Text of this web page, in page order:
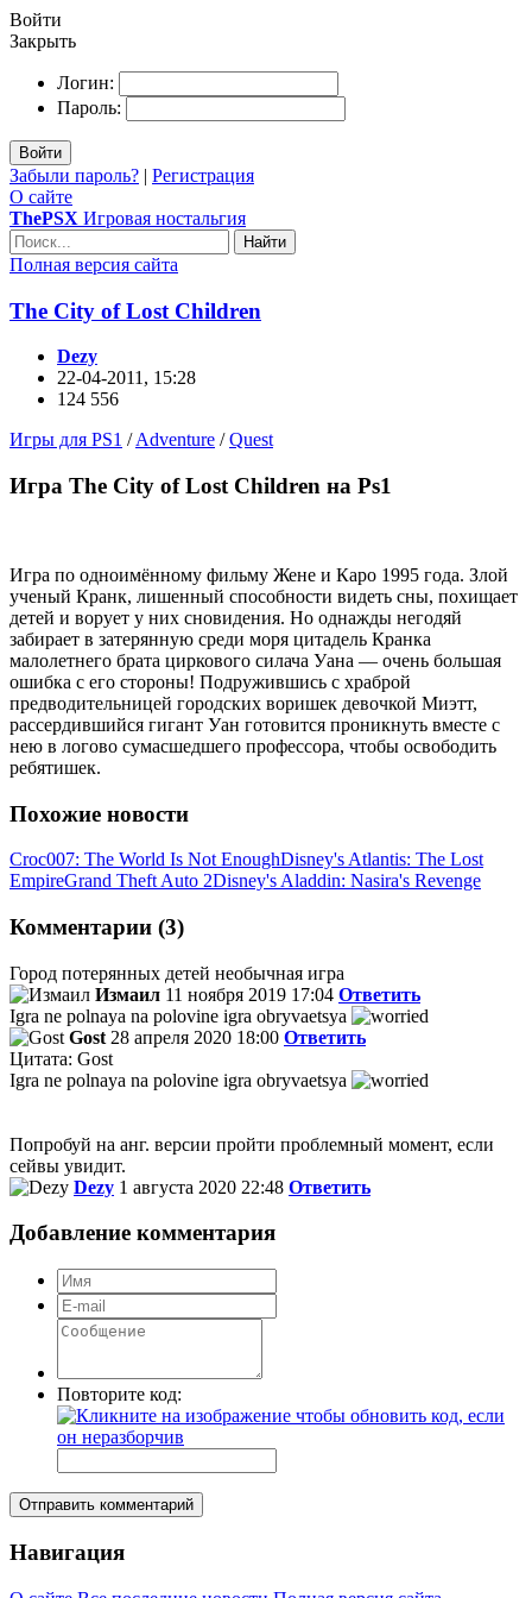
Войти
Закрыть
Логин:
Пароль:
Войти
Забыли пароль? | Регистрация
О сайте
ThePSX Игровая ностальгия
Найти
Полная версия сайта
The City of Lost Children
Dezy
22-04-2011, 15:28
124 556
Игры для PS1 /Adventure /Quest
Игра The City of Lost Children на Ps1
Игра по одноимённому фильму Жене и Каро 1995 года. Злой
ученый Кранк, лишенный способности видеть сны, похищает
детей и ворует у них сновидения. Но однажды негодяй
забирает в затерянную среди моря цитадель Кранка
малолетнего брата циркового силача Уана — очень большая
ошибка с его стороны! Подружившись с храброй
предводительницей городских воришек девочкой Миэтт,
рассердившийся гигант Уан готовится проникнуть вместе с
нею в логово сумасшедшего профессора, чтобы освободить
ребятишек.
Похожие новости
Croc007: The World Is Not EnoughDisney's Atlantis: The Lost
EmpireGrand Theft Auto 2Disney's Aladdin: Nasira's Revenge
Комментарии (3)
Город потерянных детей необычная игра
Измаил 11 ноября 2019 17:04 Ответить
Igra ne polnaya na polovine igra obryvaetsya
Gost 28 апреля 2020 18:00 Ответить
Цитата: Gost
Igra ne polnaya na polovine igra obryvaetsya
Попробуй на анг. версии пройти проблемный момент, если
сейвы увидит.
Dezy 1 августа 2020 22:48 Ответить
Добавление комментария
Повторите код:
Отправить комментарий
Навигация